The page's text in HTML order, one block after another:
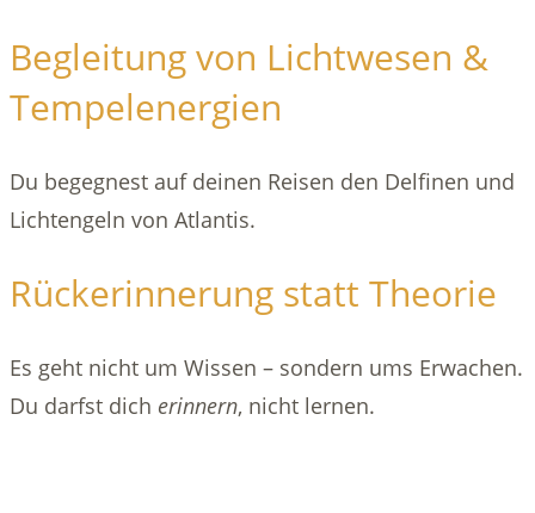
Begleitung von Lichtwesen &
Tempelenergien
Du begegnest auf deinen Reisen den Delfinen und
Lichtengeln von Atlantis.
Rückerinnerung statt Theorie
Es geht nicht um Wissen – sondern ums Erwachen.
Du darfst dich erinnern, nicht lernen.